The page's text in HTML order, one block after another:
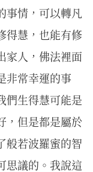
事情，可以轉凡
得慧，也能有修
家人，佛法裡面
非常幸運的事
們生得慧可能是
，但是都是屬於
般若波羅蜜的智
思議的。我說這